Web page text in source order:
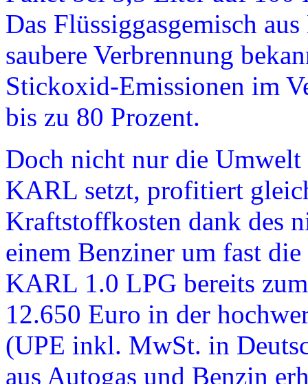
Das Flüssiggasgemisch
saubere Verbrennung
Stickoxid-Emissionen im
bis zu 80 Prozent.
Doch nicht nur die Umwelt
KARL setzt, profitiert
Kraftstoffkosten dank des
einem Benziner um fast
KARL 1.0 LPG bereits
12.650 Euro in der
(UPE inkl. MwSt. in
aus Autogas und Benzin